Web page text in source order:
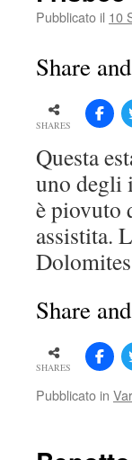
Pubblicato il 10
Share
SHARES
Questa
uno degli
è piovuto
assistita.
Share
SHARES
Pubblicato in